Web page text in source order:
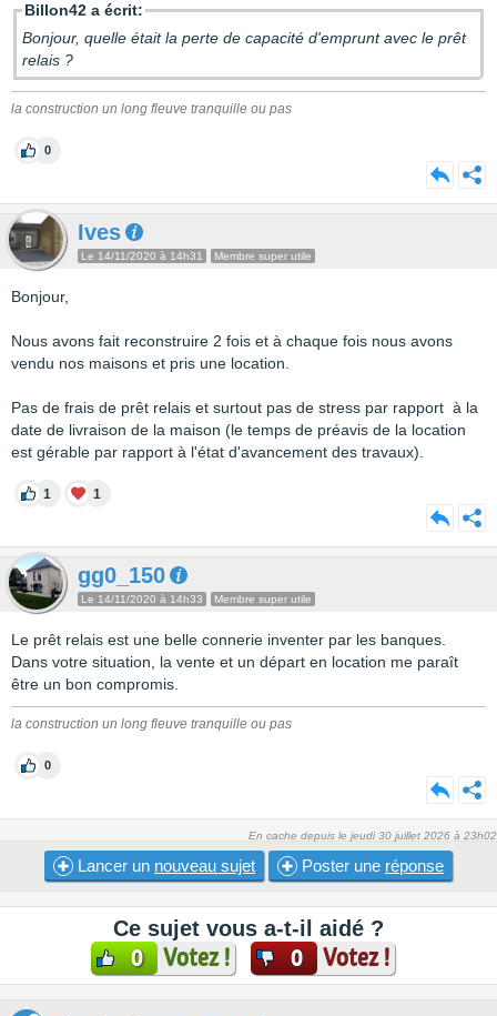
Billon42 a écrit:
Bonjour, quelle était la perte de capacité d'emprunt avec le prêt
relais ?
la construction un long fleuve tranquille ou pas
0
Ives
Le 14/11/2020 à 14h31 Membre super utile
Bonjour,
Nous avons fait reconstruire 2 fois et à chaque fois nous avons
vendu nos maisons et pris une location.
Pas de frais de prêt relais et surtout pas de stress par rapport à la
date de livraison de la maison (le temps de préavis de la location
est gérable par rapport à l'état d'avancement des travaux).
1 1
gg0_150
Le 14/11/2020 à 14h33 Membre super utile
Le prêt relais est une belle connerie inventer par les banques.
Dans votre situation, la vente et un départ en location me paraît
être un bon compromis.
la construction un long fleuve tranquille ou pas
0
En cache depuis le jeudi 30 juillet 2026 à 23h02
Lancer un nouveau sujet Poster une réponse
Ce sujet vous a-t-il aidé ?
0 Votez ! 0 Votez !